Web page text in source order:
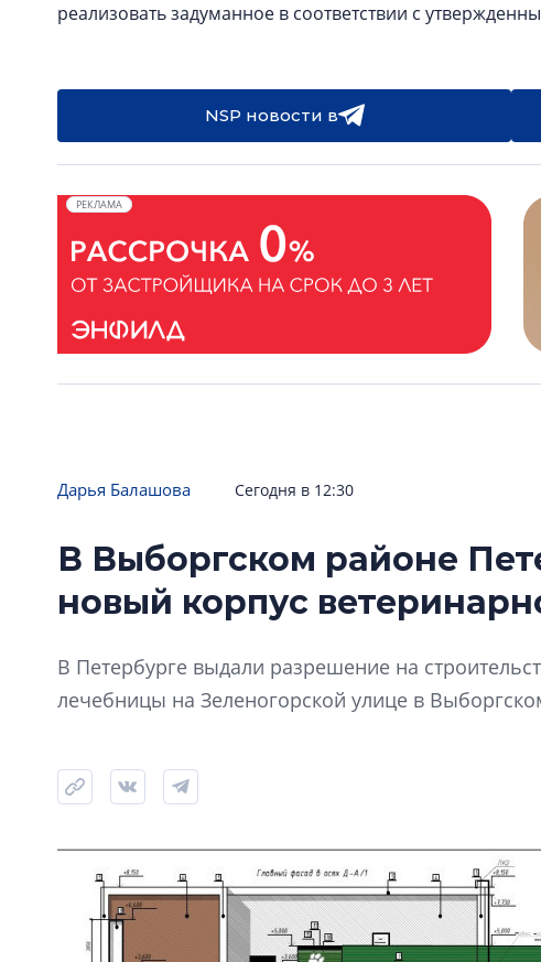
реализовать задуманное в соответствии с
NSP новости в
РЕКЛАМА
Дарья Балашова Сегодня в 12:30
В Выборгском районе
новый корпус
В Петербурге выдали разрешение на
лечебницы на Зеленогорской улице в